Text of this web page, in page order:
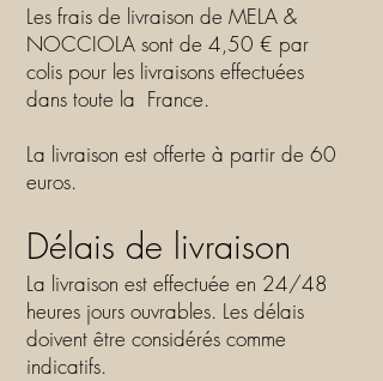
Les frais de livraison de MELA &
NOCCIOLA sont de 4,50 € par
colis pour les livraisons effectuées
dans toute la France.
La livraison est offerte à partir de 60
euros.
Délais de livraison
La livraison est effectuée en 24/48
heures jours ouvrables. Les délais
doivent être considérés comme
indicatifs.